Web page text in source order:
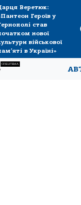
Веретюк:
Героїв у
став
нової
військової
в Україні»
СПЕЦТЕМА